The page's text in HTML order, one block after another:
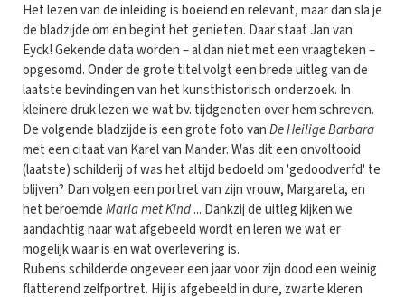
Het lezen van de inleiding is boeiend en relevant, maar dan sla je
de bladzijde om en begint het genieten. Daar staat Jan van
Eyck! Gekende data worden – al dan niet met een vraagteken –
opgesomd. Onder de grote titel volgt een brede uitleg van de
laatste bevindingen van het kunsthistorisch onderzoek. In
kleinere druk lezen we wat bv. tijdgenoten over hem schreven.
De volgende bladzijde is een grote foto vanDe Heilige Barbara
met een citaat van Karel van Mander. Was dit een onvoltooid
(laatste) schilderij of was het altijd bedoeld om 'gedoodverfd' te
blijven? Dan volgen een portret van zijn vrouw, Margareta, en
het beroemdeMaria met Kind... Dankzij de uitleg kijken we
aandachtig naar wat afgebeeld wordt en leren we wat er
mogelijk waar is en wat overlevering is.
Rubens schilderde ongeveer een jaar voor zijn dood een weinig
flatterend zelfportret. Hij is afgebeeld in dure, zwarte kleren